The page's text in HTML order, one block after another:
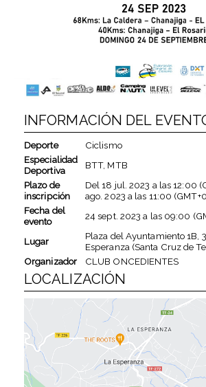
INFORMACIÓN DEL
Deporte
Ciclismo
Especialidad
Deportiva
BTT, MTB
Plazo de
inscripción
Del18 jul. 2023 a las12:00
ago. 2023 a las 11:00
Fecha del
evento
24 sept. 2023 a las 09:00
Lugar
Plaza del Ayuntamiento 1B,
Esperanza (Santa Cruz de
Organizador
CLUB ONCEDIENTES
LOCALIZACIÓN